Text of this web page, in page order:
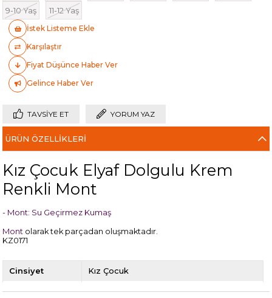
9-10 Yaş
11-12 Yaş
İstek Listeme Ekle
Karşılaştır
Fiyat Düşünce Haber Ver
Gelince Haber Ver
TAVSIYE ET YORUM YAZ
ÜRÜN ÖZELLIKLERI
Kız Çocuk Elyaf Dolgulu Krem
Renkli Mont
- Mont: Su Geçirmez Kumaş
Mont olarak tek parçadan oluşmaktadır.
KZ0171
Cinsiyet Kız Çocuk
Renk
Krem